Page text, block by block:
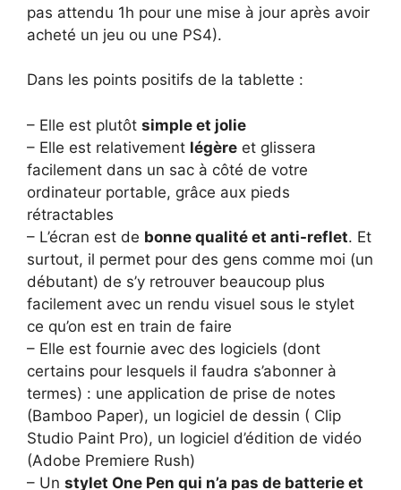
pas attendu 1h pour une mise à jour après avoir
acheté un jeu ou une PS4).
Dans les points positifs de la tablette :
– Elle est plutôt simple et jolie
– Elle est relativement légère et glissera
facilement dans un sac à côté de votre
ordinateur portable, grâce aux pieds
rétractables
– L’écran est de bonne qualité et anti-reflet. Et
surtout, il permet pour des gens comme moi (un
débutant) de s’y retrouver beaucoup plus
facilement avec un rendu visuel sous le stylet
ce qu’on est en train de faire
– Elle est fournie avec des logiciels (dont
certains pour lesquels il faudra s’abonner à
termes) : une application de prise de notes
(Bamboo Paper), un logiciel de dessin ( Clip
Studio Paint Pro), un logiciel d’édition de vidéo
(Adobe Premiere Rush)
– Un stylet One Pen qui n’a pas de batterie et